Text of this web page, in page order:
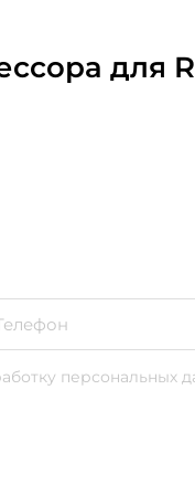
для
персональных